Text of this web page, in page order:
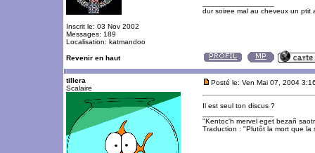
Inscrit le: 03 Nov 2002
Messages: 189
Localisation: katmandoo
dur soiree mal au cheveux un ptit
Revenir en haut
tillera
Scalaire
Posté le: Ven Mai 07, 2004
Il est seul ton discus ?
"Kentoc'h mervel eget bezañ
Traduction : "Plutôt la mort que la